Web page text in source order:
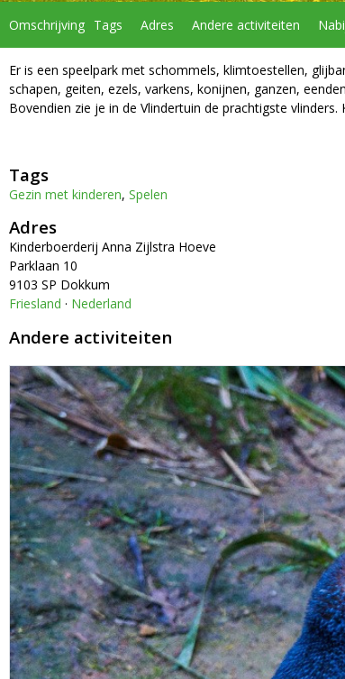
Omschrijving Tags Adres Andere activiteiten
Er is een speelpark met schommels, klimtoestellen,
schapen, geiten, ezels, varkens, konijnen, ganzen,
Bovendien zie je in de Vlindertuin de prachtigste
Tags
Gezin met kinderen, Spelen
Adres
Kinderboerderij Anna Zijlstra Hoeve
Parklaan 10
9103 SP Dokkum
Friesland · Nederland
Andere activiteiten